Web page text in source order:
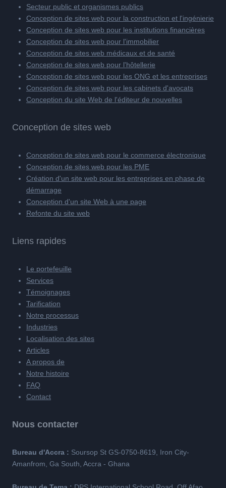
Secteur public et organismes publics
Conception de sites web pour la construction et l'ingénierie
Conception de sites web pour les institutions financières
Conception de sites web pour l'immobilier
Conception de sites web médicaux et de santé
Conception de sites web pour l'hôtellerie
Conception de sites web pour les ONG et les entreprises
Conception de sites web pour les cabinets d'avocats
Conception du site Web de l'éditeur de nouvelles
Conception de sites web
Conception de sites web pour le commerce électronique
Conception de sites web pour les PME
Création d'un site web pour les entreprises en phase de
démarrage
Conception d'un site Web à une page
Refonte du site web
Liens rapides
Le portefeuille
Services
Témoignages
Tarification
Notre processus
Industries
Localisation des sites
Articles
A propos de
Notre histoire
FAQ
Contact
Nous contacter
Bureau d'Accra : Soursop St GS-0750-8619, Iron City-
Amanfrom, Ga South, Accra - Ghana